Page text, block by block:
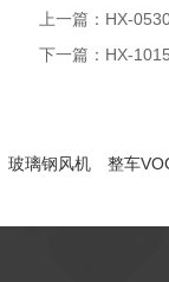
上一篇： HX-
下一篇： HX-
玻璃钢风机 整车